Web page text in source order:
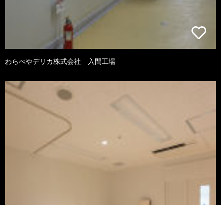
わらべやデリカ株式会社 入間工場